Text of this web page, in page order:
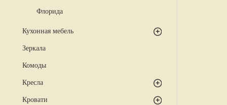
Флорида
Кухонная мебель
Зеркала
Комоды
Кресла
Кровати